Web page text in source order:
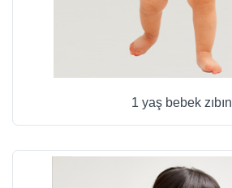
1 yaş bebek zıbın